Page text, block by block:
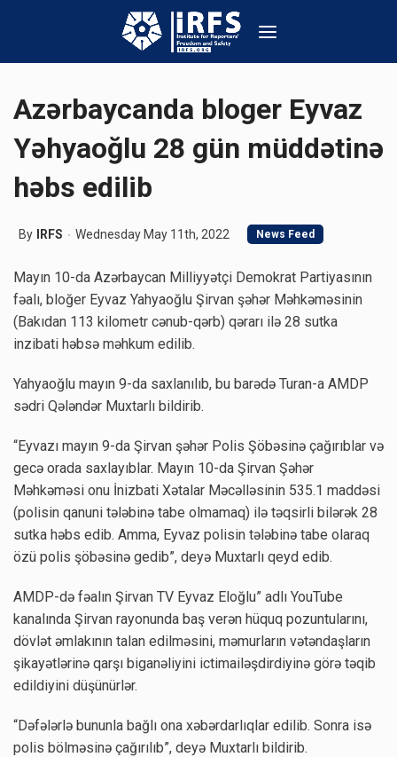
Azərbaycanda bloger Eyvaz
Yəhyaoğlu 28 gün müddətinə
həbs edilib
By IRFS Wednesday May 11th, 2022 News Feed
Mayın 10-da Azərbaycan Milliyyətçi Demokrat Partiyasının
fəalı, bloğer Eyvaz Yahyaoğlu Şirvan şəhər Məhkəməsinin
(Bakıdan 113 kilometr cənub-qərb) qərarı ilə 28 sutka
inzibati həbsə məhkum edilib.
Yahyaoğlu mayın 9-da saxlanılıb, bu barədə Turan-a AMDP
sədri Qələndər Muxtarlı bildirib.
“Eyvazı mayın 9-da Şirvan şəhər Polis Şöbəsinə çağırıblar və
gecə orada saxlayıblar. Mayın 10-da Şirvan Şəhər
Məhkəməsi onu İnizbati Xətalar Məcəlləsinin 535.1 maddəsi
(polisin qanuni tələbinə tabe olmamaq) ilə təqsirli bilərək 28
sutka həbs edib. Amma, Eyvaz polisin tələbinə tabe olaraq
özü polis şöbəsinə gedib”, deyə Muxtarlı qeyd edib.
AMDP-də fəalın Şirvan TV Eyvaz Eloğlu” adlı YouTube
kanalında Şirvan rayonunda baş verən hüquq pozuntularını,
dövlət əmlakının talan edilməsini, məmurların vətəndaşların
şikayətlərinə qarşı biganəliyini ictimailəşdirdiyinə görə təqib
edildiyini düşünürlər.
“Dəfələrlə bununla bağlı ona xəbərdarlıqlar edilib. Sonra isə
polis bölməsinə çağırılıb”, deyə Muxtarlı bildirib.